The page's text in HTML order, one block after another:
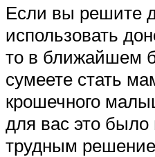
Если вы решите
использовать
то в ближайшем
сумеете стать
крошечного
для вас это было
трудным